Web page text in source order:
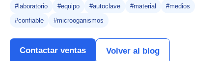
#laboratorio #equipo #autoclave #material
#medios
#confiable
#microoganismos
Contactar ventas Volver al blog